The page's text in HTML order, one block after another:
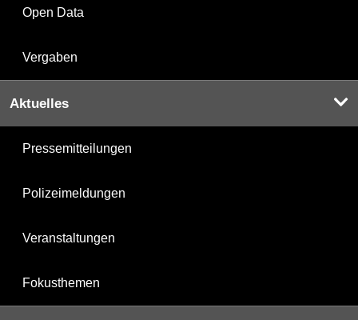
Open Data
Vergaben
Aktuelles
Pressemitteilungen
Polizeimeldungen
Veranstaltungen
Fokusthemen